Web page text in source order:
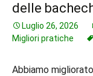
delle
Luglio 26, 2026
Migliori pratiche
Abbiamo